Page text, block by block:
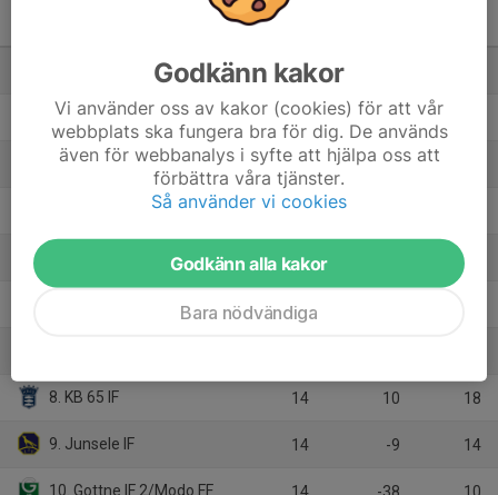
1. Friska Viljor-Akademi FC/Friska Viljor FC 2 14
2. Härnösand FC United 13 66
3. Höga Kusten 13 32
14
14 23
13
8. KB 65 IF 14 10 18
9. Junsele IF 14 -9 14
10. Gottne IF 2/Modo FF
Godkänn kakor
Vi använder oss av kakor (cookies) för att vår
webbplats ska fungera bra för dig. De används
även för webbanalys i syfte att hjälpa oss att
förbättra våra tjänster.
Så använder vi cookies
Godkänn alla kakor
Bara nödvändiga